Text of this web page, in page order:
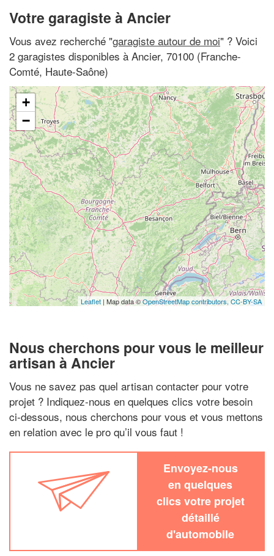
Votre garagiste à Ancier
Vous avez recherché "garagiste autour de moi" ? Voici
2 garagistes disponibles à Ancier, 70100 (Franche-
Comté, Haute-Saône)
+
−
Leaflet | Map data ©OpenStreetMap contributors, CC-BY-SA
Nous cherchons pour vous le meilleur
artisan à Ancier
Vous ne savez pas quel artisan contacter pour votre
projet ? Indiquez-nous en quelques clics votre besoin
ci-dessous, nous cherchons pour vous et vous mettons
en relation avec le pro qu’il vous faut !
Envoyez-nous
en quelques
clics votre projet
détaillé
d'automobile